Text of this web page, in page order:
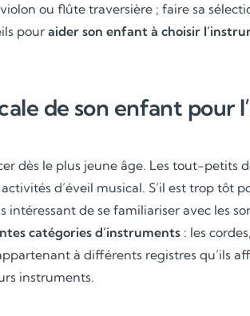
ou flûte traversière ; faire sa
pour aider son enfant à choisir
de son enfant pour
dès le plus jeune âge. Les tout-petits
d’éveil musical. S’il est trop tôt
de se familiariser avec les
catégories d’instruments : les
à différents registres qu’ils
instruments.